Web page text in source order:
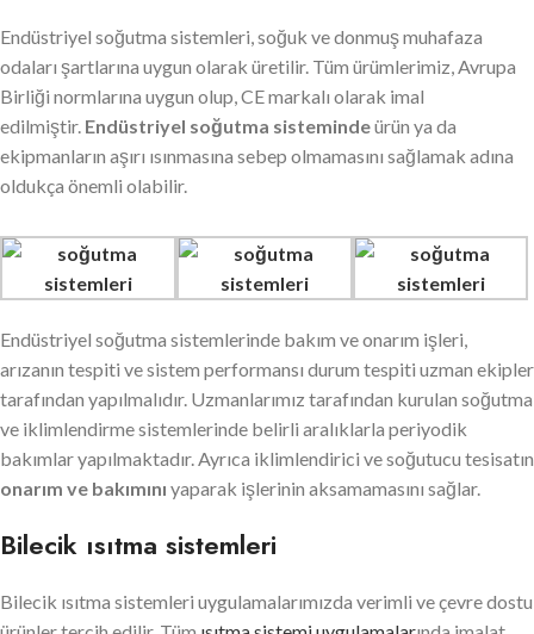
Endüstriyel soğutma sistemleri, soğuk ve donmuş muhafaza
odaları şartlarına uygun olarak üretilir. Tüm ürümlerimiz, Avrupa
Birliği normlarına uygun olup, CE markalı olarak imal
edilmiştir. Endüstriyel soğutma sistemindeürün ya da
ekipmanların aşırı ısınmasına sebep olmamasını sağlamak adına
oldukça önemli olabilir.
Endüstriyel soğutma sistemlerinde bakım ve onarım işleri,
arızanın tespiti ve sistem performansı durum tespiti uzman ekipler
tarafından yapılmalıdır. Uzmanlarımız tarafından kurulan soğutma
ve iklimlendirme sistemlerinde belirli aralıklarla periyodik
bakımlar yapılmaktadır. Ayrıca iklimlendirici ve soğutucu tesisatın
onarım ve bakımını yaparak işlerinin aksamamasını sağlar.
Bilecik ısıtma sistemleri
Bilecik ısıtma sistemleri uygulamalarımızda verimli ve çevre dostu